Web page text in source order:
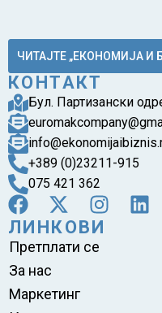
ЧИТАЈТЕ „ЕКОНОМИЈА И
КОНТАКТ
Бул. Партизански
+389 (0)23211-915
075 421 362
ЛИНКОВИ
Претплати се
За нас
Маркетинг